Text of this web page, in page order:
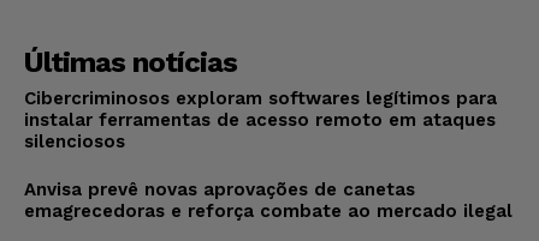
Últimas notícias
Cibercriminosos exploram softwares legítimos para
instalar ferramentas de acesso remoto em ataques
silenciosos
Anvisa prevê novas aprovações de canetas
emagrecedoras e reforça combate ao mercado ilegal